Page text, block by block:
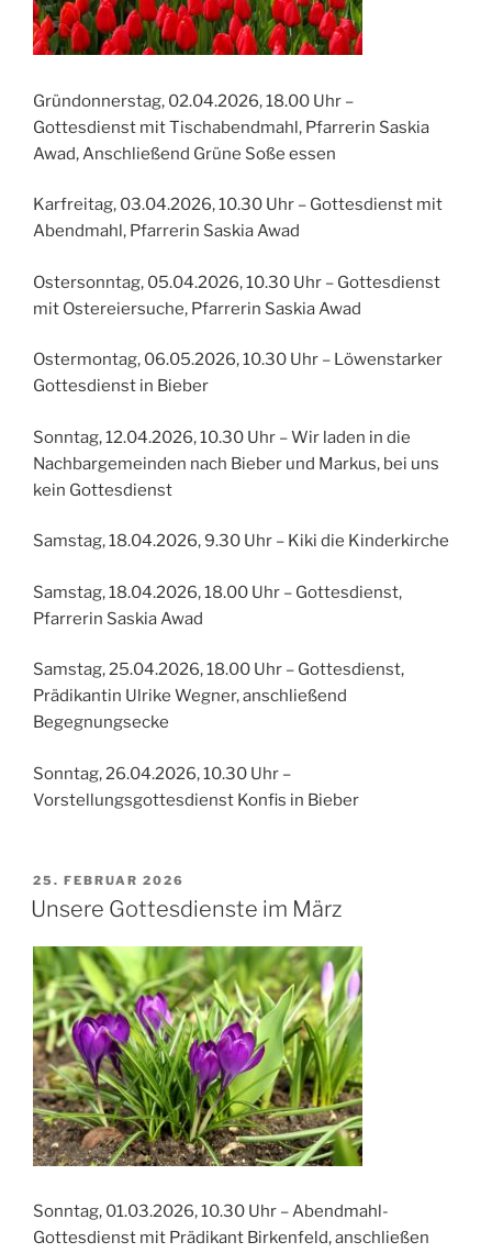
Gründonnerstag, 02.04.2026, 18.00 Uhr –
Gottesdienst mit Tischabendmahl, Pfarrerin Saskia
Awad, Anschließend Grüne Soße essen
Karfreitag, 03.04.2026, 10.30 Uhr – Gottesdienst mit
Abendmahl, Pfarrerin Saskia Awad
Ostersonntag, 05.04.2026, 10.30 Uhr – Gottesdienst
mit Ostereiersuche, Pfarrerin Saskia Awad
Ostermontag, 06.05.2026, 10.30 Uhr – Löwenstarker
Gottesdienst in Bieber
Sonntag, 12.04.2026, 10.30 Uhr – Wir laden in die
Nachbargemeinden nach Bieber und Markus, bei uns
kein Gottesdienst
Samstag, 18.04.2026, 9.30 Uhr – Kiki die Kinderkirche
Samstag, 18.04.2026, 18.00 Uhr – Gottesdienst,
Pfarrerin Saskia Awad
Samstag, 25.04.2026, 18.00 Uhr – Gottesdienst,
Prädikantin Ulrike Wegner, anschließend
Begegnungsecke
Sonntag, 26.04.2026, 10.30 Uhr –
Vorstellungsgottesdienst Konfis in Bieber
VERÖFFENTLICHT
AM
25. FEBRUAR 2026
Unsere Gottesdienste im März
Sonntag, 01.03.2026, 10.30 Uhr – Abendmahl-
Gottesdienst mit Prädikant Birkenfeld, anschließen